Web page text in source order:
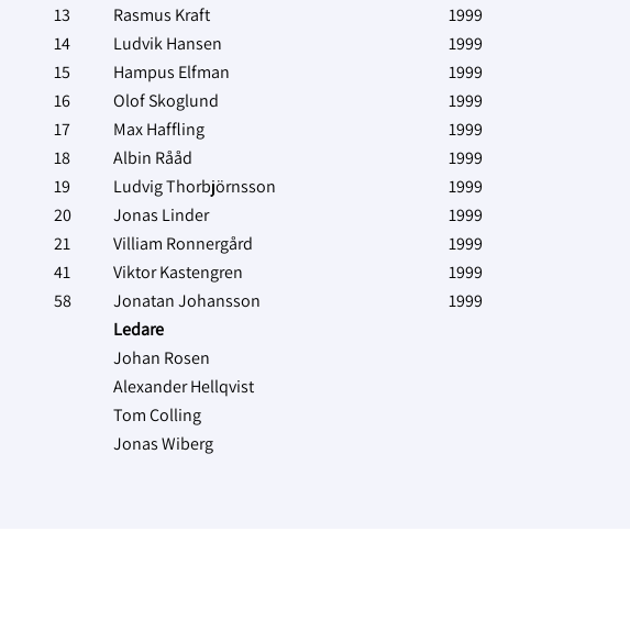
13
Rasmus Kraft 1999
14
Ludvik Hansen 1999
15
Hampus Elfman 1999
16
Olof Skoglund 1999
17
Max Haffling 1999
18
Albin Rååd 1999
19
Ludvig Thorbjörnsson 1999
20
Jonas Linder 1999
21
Villiam Ronnergård 1999
41
Viktor Kastengren 1999
58
Jonatan Johansson 1999
Ledare
Johan Rosen
Alexander Hellqvist
Tom Colling
Jonas Wiberg